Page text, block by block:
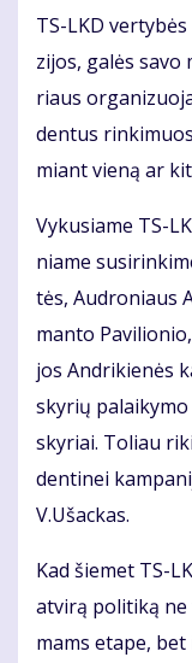
TS-LKD
zi­jos, ga­lės sa­vo
riaus
den­tus
miant vie­ną ar
Vy­ku­sia­me TS-
nia­me
tės, Aud­ro­niaus
man­to
jos An­dri­kie­nės
sky­rių
sky­riai. To­liau
den­ti­nei
V.Ušac­kas.
Kad šie­met TS-
at­vi­rą po­li­ti­ką
mams eta­pe,